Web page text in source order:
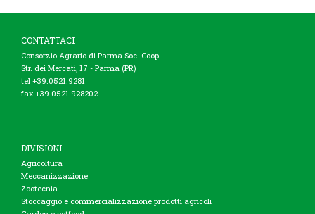
CONTATTACI
Consorzio Agrario di Parma Soc. Coop.
Str. dei Mercati, 17 - Parma (PR)
tel +39.0521.9281
fax +39.0521.928202
DIVISIONI
Agricoltura
Meccanizzazione
Zootecnia
Stoccaggio e commercializzazione prodotti agricoli